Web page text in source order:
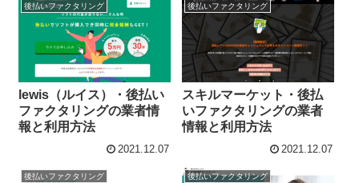
後払いファクタリング
lewis（ルイス）・後払い
ファクタリングの業者情
報と利用方法
2021.12.07
後払いファクタリング
スキルマーケット・後払
いファクタリングの業者
情報と利用方法
2021.12.07
後払いファクタリング 後払いファクタリング